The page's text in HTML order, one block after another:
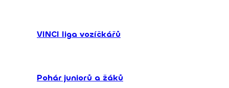
VINCI liga vozíčkářů
Pohár juniorů a žáků